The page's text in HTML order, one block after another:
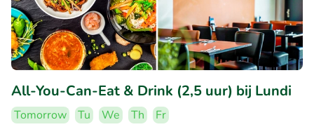
All-You-Can-Eat & Drink (2,5 uur) bij Lundi
Tomorrow Tu We Th
Fr